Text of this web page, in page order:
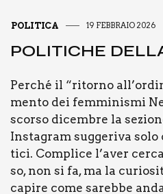
POLITICA 19 FEBBRAIO 2026
POLI­TI­CHE
Per­ché il “ritor­no
men­to dei fem­mi­ni­smi
scor­so dicem­bre la
Insta­gram sug­ge­ri­va
ti­ci. Com­pli­ce l’aver
so, non si fa, ma la
capi­re come sareb­be